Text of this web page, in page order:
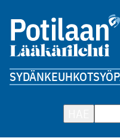
SYDÄNKEUHKOT